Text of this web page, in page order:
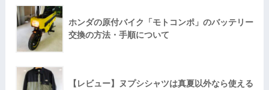
ホンダの原付バイク「モトコンポ」のバッテリー
交換の方法・手順について
【レビュー】ヌプシシャツは真夏以外なら使える